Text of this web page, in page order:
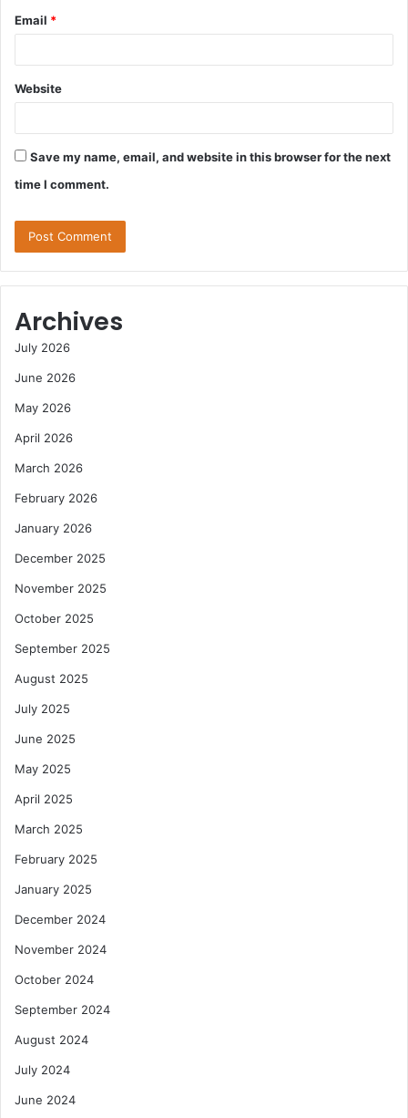
Email *
Website
Save my name, email, and website in this browser for the next
time I comment.
Archives
July 2026
June 2026
May 2026
April 2026
March 2026
February 2026
January 2026
December 2025
November 2025
October 2025
September 2025
August 2025
July 2025
June 2025
May 2025
April 2025
March 2025
February 2025
January 2025
December 2024
November 2024
October 2024
September 2024
August 2024
July 2024
June 2024